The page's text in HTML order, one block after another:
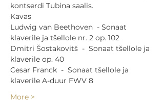
kontserdi Tubina saalis.
Kavas
Ludwig van Beethoven  - Sonaat
klaverile ja tšellole nr. 2 op. 102
Dmitri Šostakovitš  -  Sonaat tšellole ja
klaverile op. 40
Cesar Franck  -  Sonaat tšellole ja
klaverile A-duur FWV 8
More >